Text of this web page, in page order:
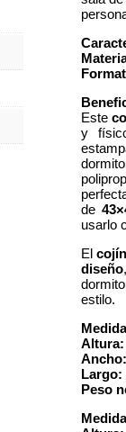
Este
y
de
usarlo
El
diseño
estilo.
Altura:
Ancho:
Largo:
Peso